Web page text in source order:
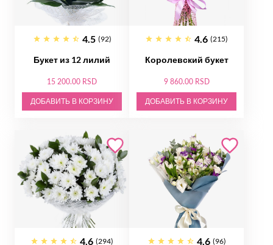
4.5 (92)
Букет из 12 лилий
15 200.00 RSD
ДОБАВИТЬ В КОРЗИНУ
4.6 (215)
Королевский букет
9 860.00 RSD
ДОБАВИТЬ В КОРЗИНУ
4.6 (294) 4.6 (96)